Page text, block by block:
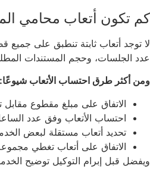
كم تكون أتعاب محامي
لا توجد أتعاب ثابتة تنطبق على جميع
عدد الجلسات، وحجم المستندات
ومن أكثر طرق احتساب الأتعاب شيوعًا:
الاتفاق على مبلغ مقطوع مقابل
احتساب الأتعاب وفق عدد
تحديد أتعاب مستقلة لبعض
الاتفاق على أتعاب تغطي
ويفضل قبل إبرام التوكيل توضيح